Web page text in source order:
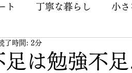
ト 丁寧な暮らし 小さ
無題のカテゴリー
足は勉強不
了時間: 2分